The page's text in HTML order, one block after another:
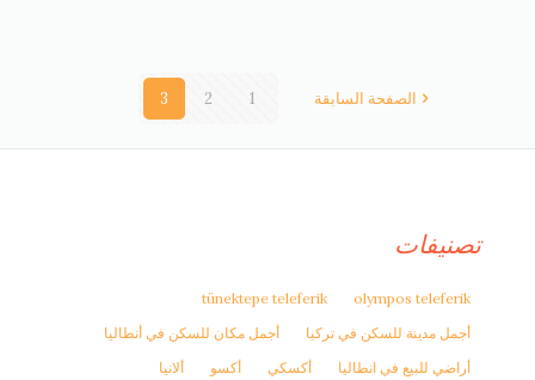
الصفحة السابقة 1
2
3
تصنيفات
olympos teleferik
tünektepe teleferik
أجمل مدينة للسكن في تركيا
أجمل مكان للسكن في أنطاليا
أراضي للبيع في انطاليا
أكسكي أكسو
ألانيا